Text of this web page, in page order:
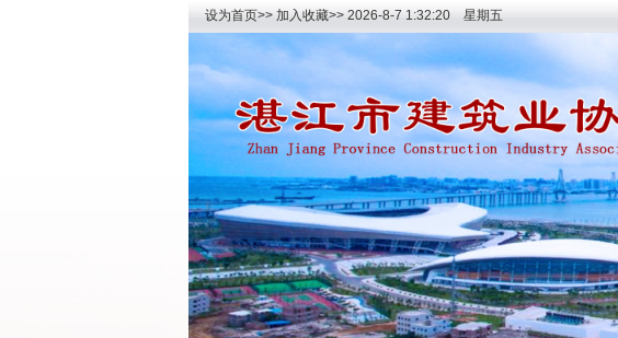
设为首页>> 加入收藏>> 2026-8-7 1:32:20 星期五